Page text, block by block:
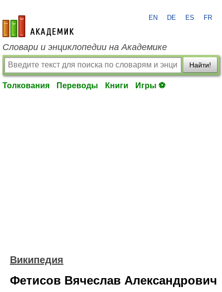
academic.ru
EN DE ES FR
Словари и энциклопедии на Академике
Найти!
Толкования Переводы Книги Игры ⚽
Википедия
Фетисов Вячеслав Александрович